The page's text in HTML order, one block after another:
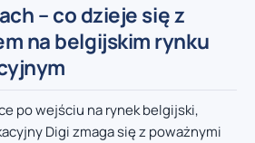
– co dzieje się z
na belgijskim rynku
po wejściu na rynek belgijski,
Digi zmaga się z poważnymi